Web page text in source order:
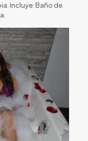
Incluye: Baño de